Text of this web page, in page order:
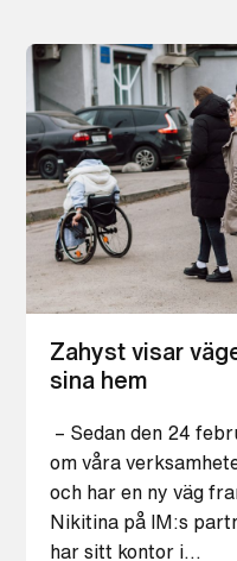
Zahyst visar
sina hem
– Sedan den 24
om våra
och har en ny väg
Nikitina på IM:s
har sitt kontor i…